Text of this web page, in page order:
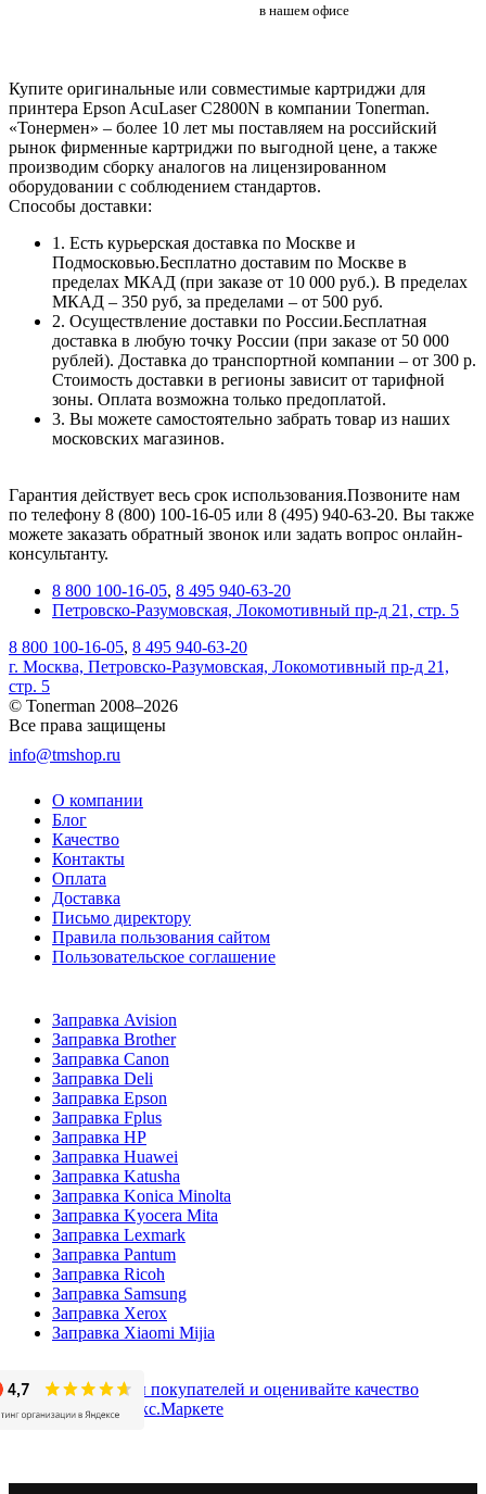
в нашем офисе
Купите оригинальные или совместимые картриджи для
принтера Epson AcuLaser C2800N в компании Tonerman.
«Тонермен» – более 10 лет мы поставляем на российский
рынок фирменные картриджи по выгодной цене, а также
производим сборку аналогов на лицензированном
оборудовании с соблюдением стандартов.
Способы доставки:
1. Есть курьерская доставка по Москве и
Подмосковью.Бесплатно доставим по Москве в
пределах МКАД (при заказе от 10 000 руб.). В пределах
МКАД – 350 руб, за пределами – от 500 руб.
2. Осуществление доставки по России.Бесплатная
доставка в любую точку России (при заказе от 50 000
рублей). Доставка до транспортной компании – от 300 р.
Стоимость доставки в регионы зависит от тарифной
зоны. Оплата возможна только предоплатой.
3. Вы можете самостоятельно забрать товар из наших
московских магазинов.
Гарантия действует весь срок использования.Позвоните нам
по телефону 8 (800) 100-16-05 или 8 (495) 940-63-20. Вы также
можете заказать обратный звонок или задать вопрос онлайн-
консультанту.
8 800 100-16-05, 8 495 940-63-20
Петровско-Разумовская, Локомотивный пр-д 21, стр. 5
8 800 100-16-05, 8 495 940-63-20
г. Москва, Петровско-Разумовская, Локомотивный пр-д 21,
стр. 5
© Tonerman 2008–2026
Все права защищены
info@tmshop.ru
О компании
Блог
Качество
Контакты
Оплата
Доставка
Письмо директору
Правила пользования сайтом
Пользовательское соглашение
Заправка Avision
Заправка Brother
Заправка Canon
Заправка Deli
Заправка Epson
Заправка Fplus
Заправка HP
Заправка Huawei
Заправка Katusha
Заправка Konica Minolta
Заправка Kyocera Mita
Заправка Lexmark
Заправка Pantum
Заправка Ricoh
Заправка Samsung
Заправка Xerox
Заправка Xiaomi Mijia